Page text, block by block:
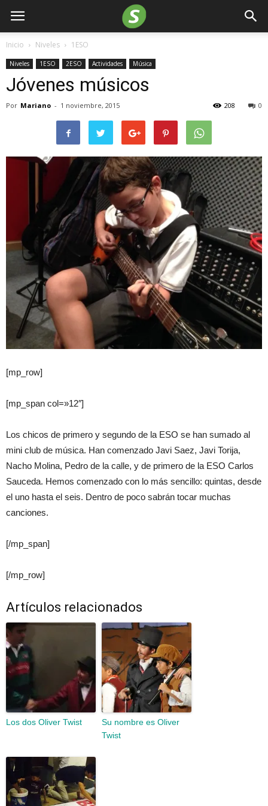
Inicio Niveles 1ESO
Niveles 1ESO 2ESO Actividades Música
Jóvenes músicos
Por Mariano - 1 noviembre, 2015 0
208
[mp_row]
[mp_span col=»12″]
Los chicos de primero y segundo de la ESO se han sumado al
mini club de música. Han comenzado Javi Saez, Javi Torija,
Nacho Molina, Pedro de la calle, y de primero de la ESO Carlos
Sauceda. Hemos comenzado con lo más sencillo: quintas, desde
el uno hasta el seis. Dentro de poco sabrán tocar muchas
canciones.
[/mp_span]
[/mp_row]
Artículos relacionados
Los dos Oliver Twist
Su nombre es Oliver
Twist